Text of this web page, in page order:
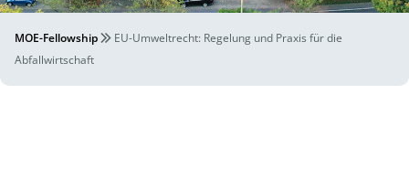
MOE-Fellowship
EU-Umweltrecht: Regelung und Praxis für die
Abfallwirtschaft